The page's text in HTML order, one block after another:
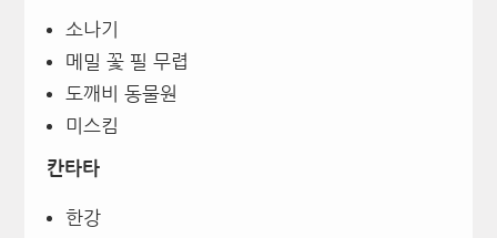
소나기
메밀 꽃 필 무렵
도깨비 동물원
미스킴
칸타타
한강